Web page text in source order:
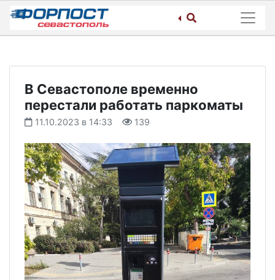
Skip
content
В Севастополе временно
перестали работать паркоматы
11.10.2023 в 14:33 139